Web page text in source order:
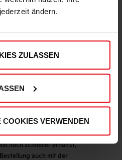
ändern.
ZULASSEN
COOKIES VERWENDEN
noch schneller erhältst,
auch mit der